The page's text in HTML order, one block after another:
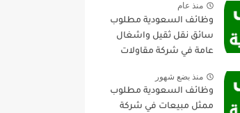
منذ عام
وظائف السعودية مطلوب
سائق نقل ثقيل واشغال
عامة في شركة مقاولات
منذ بضع شهور
وظائف السعودية مطلوب
ممثل مبيعات في شركة